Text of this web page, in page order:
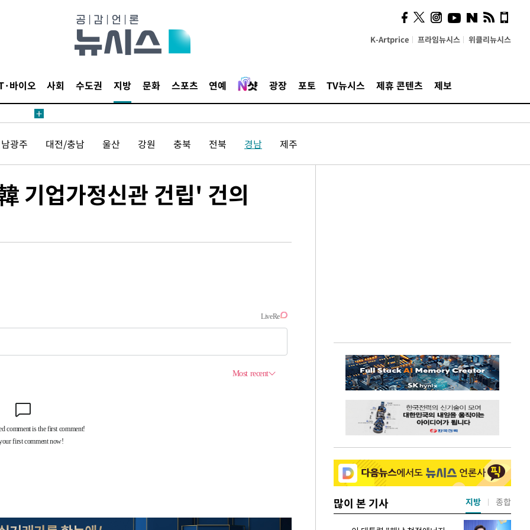
K-Artprice 프라임뉴시스 위클리뉴시스
바이오 사회 수도권 지방 문화 스포츠 연예 광장 포토 TV뉴시스 제휴 콘텐츠 제보
광주 대전/충남 울산 강원 충북 전북 경남 제주
기업가정신관 건립' 건의
많이 본 기사 지방 종합